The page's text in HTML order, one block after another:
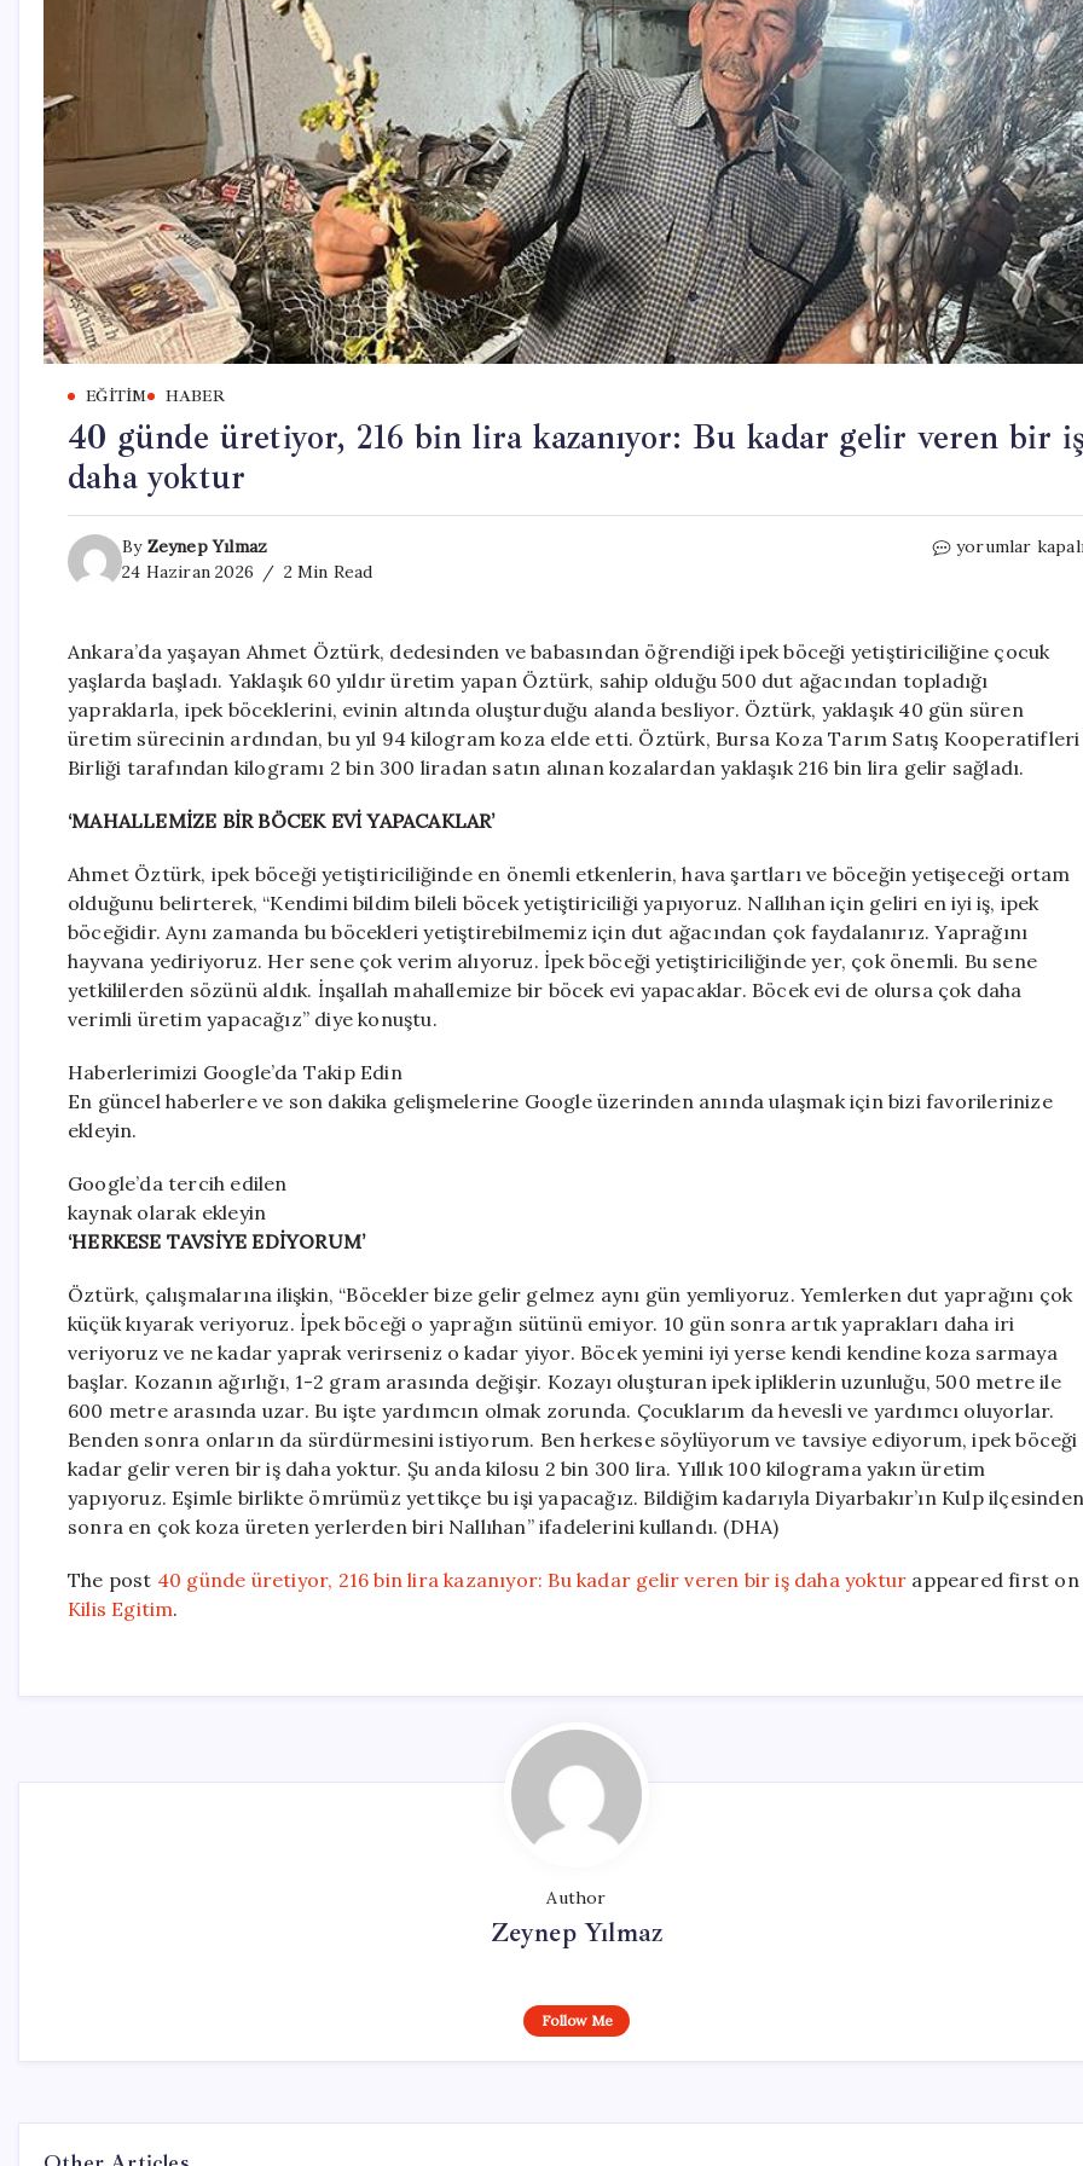
EĞITIM HABER
40 günde üretiyor, 216 bin lira kazanıyor: Bu kadar gelir veren bir
daha yoktur
By Zeynep Yılmaz
24 Haziran 2026
2 Min Read
40
bin
lira
kazanıyor:
Bu
kadar
gelir
daha
yoktur
için
yorumlar
Ankara’da yaşayan Ahmet Öztürk, dedesinden ve babasından öğrendiği ipek böceği yetiştiriciliğine çocuk
yaşlarda başladı. Yaklaşık 60 yıldır üretim yapan Öztürk, sahip olduğu 500 dut ağacından topladığı
yapraklarla, ipek böceklerini, evinin altında oluşturduğu alanda besliyor. Öztürk, yaklaşık 40 gün süren
üretim sürecinin ardından, bu yıl 94 kilogram koza elde etti. Öztürk, Bursa Koza Tarım Satış Kooperatifleri
Birliği tarafından kilogramı 2 bin 300 liradan satın alınan kozalardan yaklaşık 216 bin lira gelir sağladı.
‘MAHALLEMİZE BİR BÖCEK EVİ YAPACAKLAR’
Ahmet Öztürk, ipek böceği yetiştiriciliğinde en önemli etkenlerin, hava şartları ve böceğin yetişeceği ortam
olduğunu belirterek, “Kendimi bildim bileli böcek yetiştiriciliği yapıyoruz. Nallıhan için geliri en iyi iş, ipek
böceğidir. Aynı zamanda bu böcekleri yetiştirebilmemiz için dut ağacından çok faydalanırız. Yaprağını
hayvana yediriyoruz. Her sene çok verim alıyoruz. İpek böceği yetiştiriciliğinde yer, çok önemli. Bu sene
yetkililerden sözünü aldık. İnşallah mahallemize bir böcek evi yapacaklar. Böcek evi de olursa çok daha
verimli üretim yapacağız” diye konuştu.
Haberlerimizi Google’da Takip Edin
En güncel haberlere ve son dakika gelişmelerine Google üzerinden anında ulaşmak için bizi favorilerinize
ekleyin.
Google’da tercih edilen
kaynak olarak ekleyin
‘HERKESE TAVSİYE EDİYORUM’
Öztürk, çalışmalarına ilişkin, “Böcekler bize gelir gelmez aynı gün yemliyoruz. Yemlerken dut yaprağını çok
küçük kıyarak veriyoruz. İpek böceği o yaprağın sütünü emiyor. 10 gün sonra artık yaprakları daha iri
veriyoruz ve ne kadar yaprak verirseniz o kadar yiyor. Böcek yemini iyi yerse kendi kendine koza sarmaya
başlar. Kozanın ağırlığı, 1-2 gram arasında değişir. Kozayı oluşturan ipek ipliklerin uzunluğu, 500 metre ile
600 metre arasında uzar. Bu işte yardımcın olmak zorunda. Çocuklarım da hevesli ve yardımcı oluyorlar.
Benden sonra onların da sürdürmesini istiyorum. Ben herkese söylüyorum ve tavsiye ediyorum, ipek böceği
kadar gelir veren bir iş daha yoktur. Şu anda kilosu 2 bin 300 lira. Yıllık 100 kilograma yakın üretim
yapıyoruz. Eşimle birlikte ömrümüz yettikçe bu işi yapacağız. Bildiğim kadarıyla Diyarbakır’ın Kulp ilçesinden
sonra en çok koza üreten yerlerden biri Nallıhan” ifadelerini kullandı. (DHA)
The post 40 günde üretiyor, 216 bin lira kazanıyor: Bu kadar gelir veren bir iş daha yoktur appeared first on
Kilis Egitim.
Author
Zeynep Yılmaz
Follow Me